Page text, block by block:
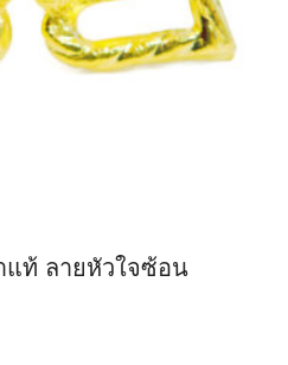
แท้ ลายหัวใจซ้อน